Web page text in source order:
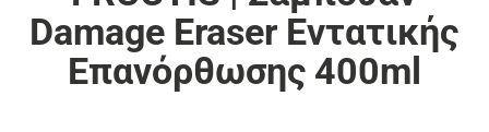
Damage Eraser Εντατικής
Επανόρθωσης 400ml